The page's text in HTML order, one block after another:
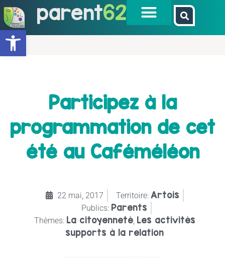
Ouvrir la barre d’outils
parent62
Participez à la
programmation de cet
été au Caféméléon
22 mai, 2017 Territoire: Artois
Publics: Parents
Thèmes: La citoyenneté, Les activités
supports à la relation